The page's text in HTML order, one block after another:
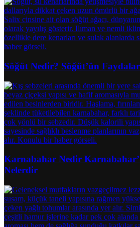
Söğüt Nedir? Söğüt’ün
Karnabahar Nedir
Nelerdir